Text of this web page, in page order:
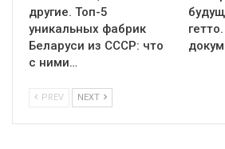
другие. Топ-5
уникальных фабрик
Беларуси из СССР: что
с ними…
PREV NEXT